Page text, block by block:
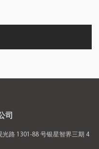
司
路 1301-88 号银星智界三期 4